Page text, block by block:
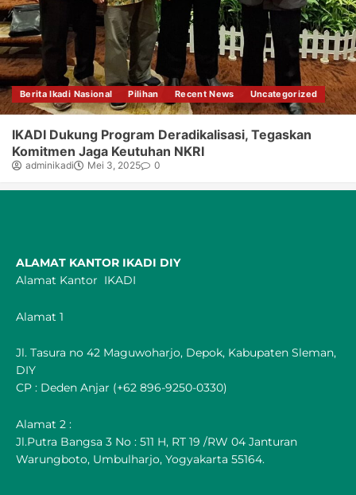
Berita Ikadi Nasional Pilihan Recent News Uncategorized
IKADI Dukung Program Deradikalisasi, Tegaskan
Komitmen Jaga Keutuhan NKRI
adminikadi Mei 3, 2025 0
ALAMAT KANTOR IKADI DIY
Alamat Kantor IKADI
Alamat 1
Jl. Tasura no 42 Maguwoharjo, Depok, Kabupaten Sleman,
DIY
CP : Deden Anjar (+62 896-9250-0330)
Alamat 2 :
Jl.Putra Bangsa 3 No : 511 H, RT 19 /RW 04 Janturan
Warungboto, Umbulharjo, Yogyakarta 55164.